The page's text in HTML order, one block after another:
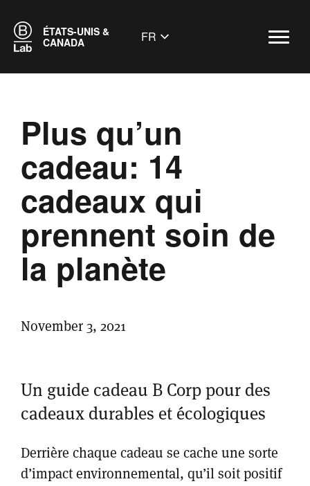
ÉTATS-UNIS &
CANADA
FR
Plus qu’un
cadeau: 14
cadeaux qui
prennent soin de
la planète
November 3, 2021
Un guide cadeau B Corp pour des
cadeaux durables et écologiques
Derrière chaque cadeau se cache une sorte
d’impact environnemental, qu’il soit positif